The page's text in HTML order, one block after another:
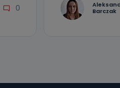
0
Barczak